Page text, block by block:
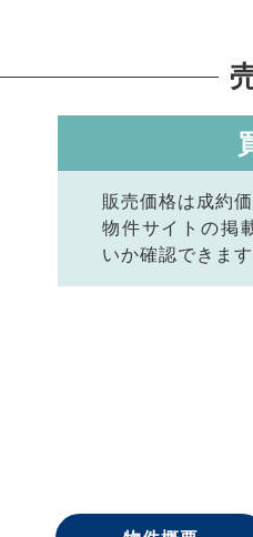
販売価格は成約
物件サイトの掲
いか確認できま